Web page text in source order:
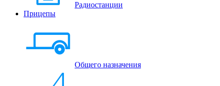
Радиостанции
Прицепы
Общего назначения